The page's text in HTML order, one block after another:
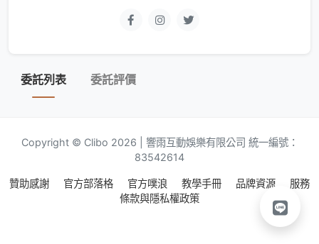
委託列表 委託評價
Copyright © Clibo 2026 | 響雨互動娛樂有限公司 統一編號：
83542614
贊助感謝 官方部落格 官方噗浪 教學手冊 品牌資源
服務
條款與隱私權政策